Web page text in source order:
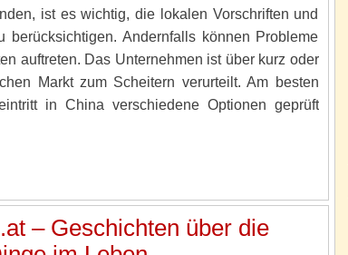
ist es wichtig, die lokalen Vorschriften und
berücksichtigen. Andernfalls können Probleme
auftreten. Das Unternehmen ist über kurz oder
Markt zum Scheitern verurteilt. Am besten
in China verschiedene Optionen geprüft
– Geschichten über die